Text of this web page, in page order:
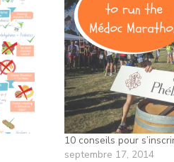
10 conseils pour
septembre 17, 2014